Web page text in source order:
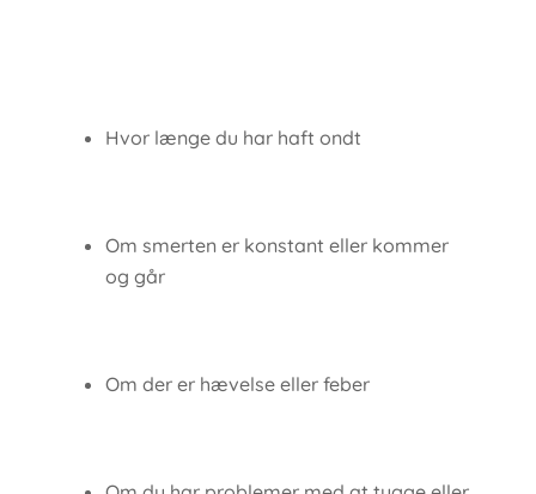
Hvor længe du har haft ondt
Om smerten er konstant eller kommer
og går
Om der er hævelse eller feber